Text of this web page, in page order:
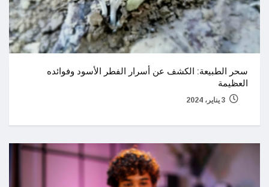
سحر الطبيعة: الكشف عن أسرار الفطر الأسود وفوائده
العظيمة
3 يناير، 2024